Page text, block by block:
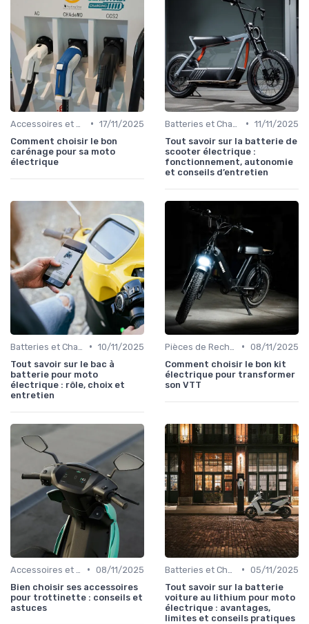
• 17/11/2025
Comment choisir le bon
carénage pour sa moto
électrique
• 11/11/2025
Tout savoir sur la batterie de
scooter électrique :
fonctionnement, autonomie
et conseils d’entretien
• 10/11/2025
Tout savoir sur le bac à
batterie pour moto
électrique : rôle, choix et
entretien
• 08/11/2025
Comment choisir le bon kit
électrique pour transformer
son VTT
• 08/11/2025
Bien choisir ses accessoires
pour trottinette : conseils et
astuces
• 05/11/2025
Tout savoir sur la batterie
voiture au lithium pour moto
électrique : avantages,
limites et conseils pratiques